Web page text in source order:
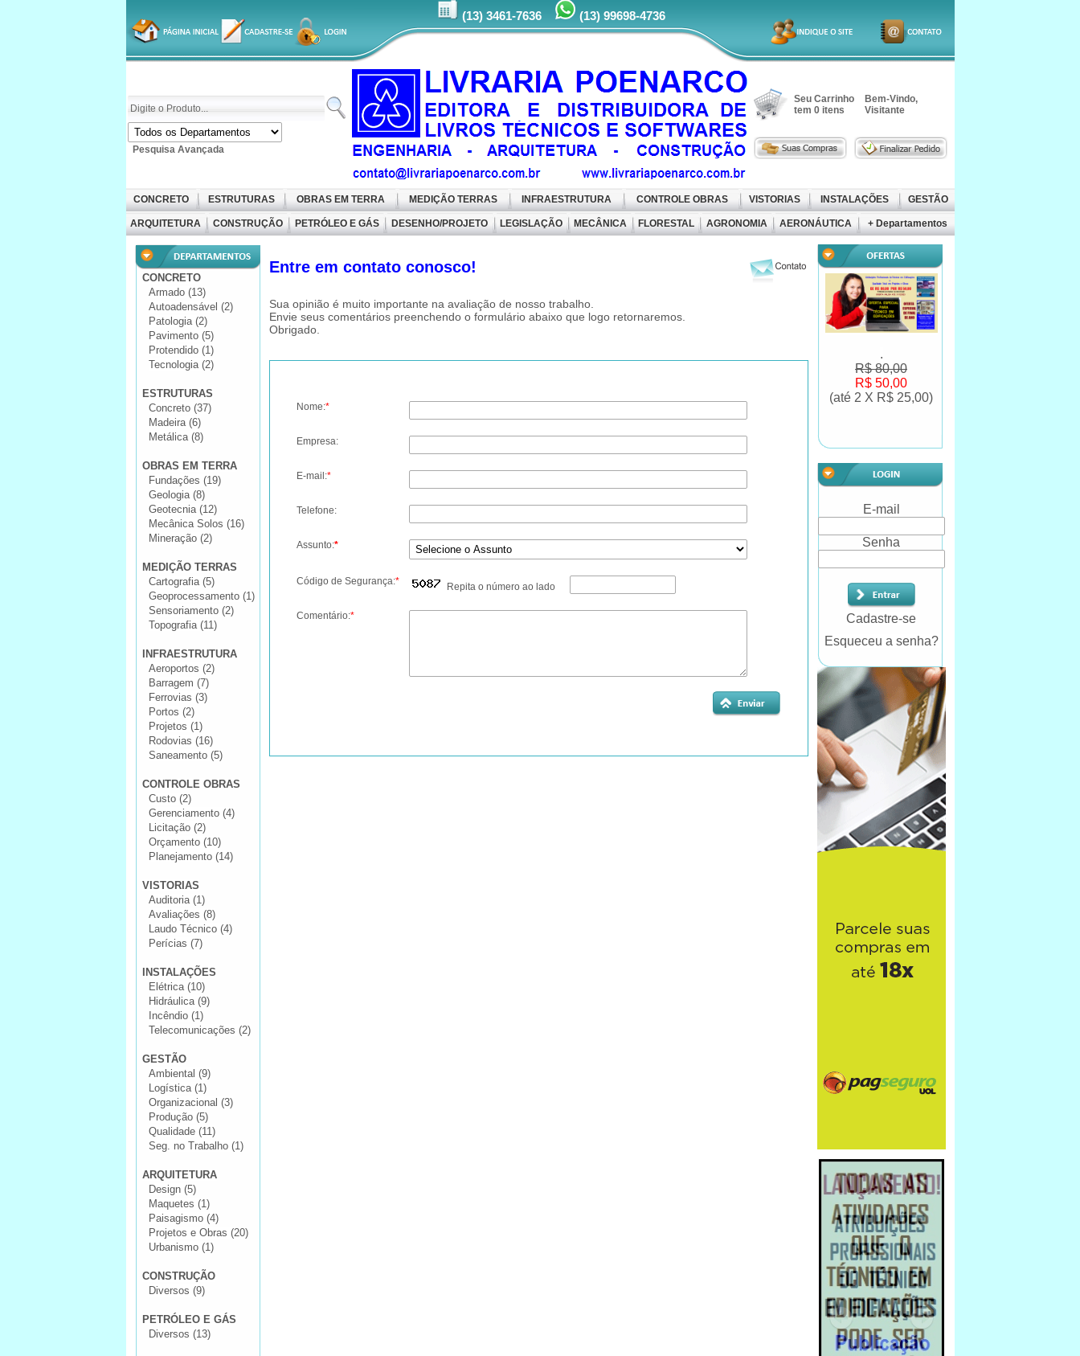
(13) 3461-7636 (13) 99698-4736
Pesquisa Avançada
Seu Carrinho
tem 0itens
Bem-Vindo,
Visitante
CONCRETO ESTRUTURAS OBRAS EM TERRA MEDIÇÃO TERRAS INFRAESTRUTURA CONTROLE OBRAS VISTORIAS INSTALAÇÕES GESTÃO
ARQUITETURA CONSTRUÇÃO PETRÓLEO E GÁS DESENHO/PROJETO LEGISLAÇÃO MECÂNICA FLORESTAL AGRONOMIA AERONÁUTICA + Departamentos
CONCRETO
Armado (13)
Autoadensável (2)
Patologia (2)
Pavimento (5)
Protendido (1)
Tecnologia (2)
ESTRUTURAS
Concreto (37)
Madeira (6)
Metálica (8)
OBRAS EM TERRA
Fundações (19)
Geologia (8)
Geotecnia (12)
Mecânica Solos (16)
Mineração (2)
MEDIÇÃO TERRAS
Cartografia (5)
Geoprocessamento (1)
Sensoriamento (2)
Topografia (11)
INFRAESTRUTURA
Aeroportos (2)
Barragem (7)
Ferrovias (3)
Portos (2)
Projetos (1)
Rodovias (16)
Saneamento (5)
CONTROLE OBRAS
Custo (2)
Gerenciamento (4)
Licitação (2)
Orçamento (10)
Planejamento (14)
VISTORIAS
Auditoria (1)
Avaliações (8)
Laudo Técnico (4)
Perícias (7)
INSTALAÇÕES
Elétrica (10)
Hidráulica (9)
Incêndio (1)
Telecomunicações (2)
GESTÃO
Ambiental (9)
Logística (1)
Organizacional (3)
Produção (5)
Qualidade (11)
Seg. no Trabalho (1)
ARQUITETURA
Design (5)
Maquetes (1)
Paisagismo (4)
Projetos e Obras (20)
Urbanismo (1)
CONSTRUÇÃO
Diversos (9)
PETRÓLEO E GÁS
Diversos (13)
Entre em contato conosco!
Sua opinião é muito importante na avaliação de nosso trabalho.
Envie seus comentários preenchendo o formulário abaixo que logo retornaremos.
Obrigado.
Nome:*
Empresa:
E-mail:*
Telefone:
Assunto:*
Código de Segurança:* Repita o número ao lado
Comentário:*
.
R$ 80,00
R$ 50,00
(até 2 X R$ 25,00)
E-mail
Senha
Cadastre-se
Esqueceu a senha?